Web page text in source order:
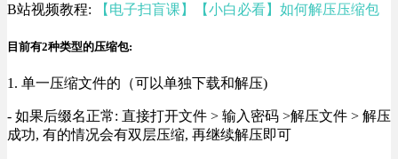
B站视频教程: 【电子扫盲课】【小白必看】如何解压压缩包
目前有2种类型的压缩包:
1. 单一压缩文件的（可以单独下载和解压)
- 如果后缀名正常: 直接打开文件 > 输入密码 >解压文件 > 解压
成功, 有的情况会有双层压缩, 再继续解压即可